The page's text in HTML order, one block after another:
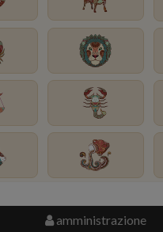
amministrazione